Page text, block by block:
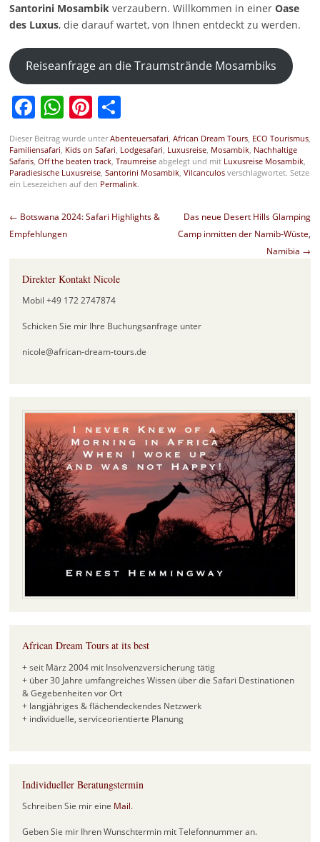
Santorini Mosambikverzaubern. Willkommen in einer Oase
des Luxus, die darauf wartet, von Ihnen entdeckt zu werden.
Reiseanfrage an die Traumstrände Mosambiks
Facebook
WhatsApp
Pinterest
Teilen
Dieser Beitrag wurde unterAbenteuersafari African Dream Tours, ECO Tourismus,
Familiensafari Kids on Safari Lodgesafari Luxusreise, Mosambik, Nachhaltige
Safaris, Off the beaten track, Traumreiseabgelegt und mit Luxusreise Mosambik,
Paradiesische Luxusreise, Santorini Mosambik, Vilcanculosverschlagwortet. Setze
ein Lesezeichen auf den Permalink.
Beitragsnavigation
← Botswana 2024: Safari Highlights &
Empfehlungen
Das neue Desert Hills Glamping
Camp inmitten der Namib-Wüste,
Namibia →
Direkter Kontakt Nicole
Mobil +49 172 2747874
Schicken Sie mir Ihre Buchungsanfrage unter
nicole@african-dream-tours.de
African Dream Tours at its best
+ seit März 2004 mit Insolvenzversicherung tätig
+ über 30 Jahre umfangreiches Wissen über die Safari Destinationen
& Gegebenheiten vor Ort
+ langjähriges & flächendeckendes Netzwerk
+ individuelle, serviceorientierte Planung
Individueller Beratungstermin
Schreiben Sie mir eine Mail.
Geben Sie mir Ihren Wunschtermin mit Telefonnummer an.